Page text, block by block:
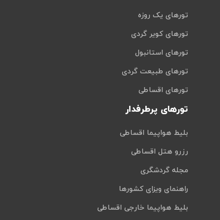
تورهای یک روزه
تورهای کویر گردی
تورهای استانبول
تورهای طبیعت گردی
تورهای اقساطی
تورهای پرطرفدار
بلیط هواپیما اقساطی
رزرو هتل اقساطی
مجله گردشگری
راهنمای ویزای کشورها
بلیط هواپیما خارجی اقساطی